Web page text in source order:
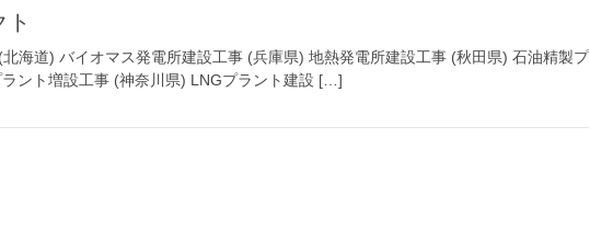
海道) バイオマス発電所建設工事 (兵庫県) 地熱発電所建設工事 (秋田県) 石油精製プ
ント増設工事 (神奈川県) LNGプラント建設 […]